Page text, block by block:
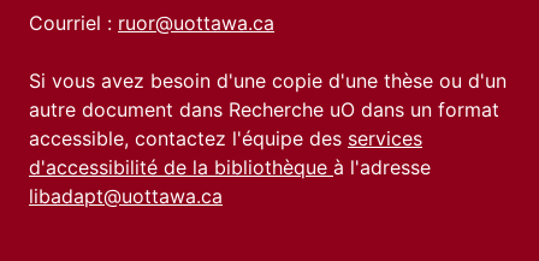
Courriel : ruor@uottawa.ca
Si vous avez besoin d'une copie d'une thèse ou d'un
autre document dans Recherche uO dans un format
accessible, contactez l'équipe des services
d'accessibilité de la bibliothèque à l'adresse
libadapt@uottawa.ca